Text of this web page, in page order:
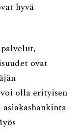
hyvä
ovat
voi olla erityisen